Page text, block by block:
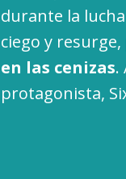
durante la
ciego y
en las cenizas.
protagonista,